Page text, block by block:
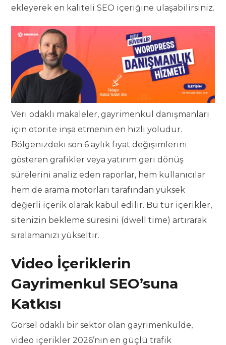
ekleyerek en kaliteli SEO içeriğine ulaşabilirsiniz.
Veri odaklı makaleler, gayrimenkul danışmanları
için otorite inşa etmenin en hızlı yoludur.
Bölgenizdeki son 6 aylık fiyat değişimlerini
gösteren grafikler veya yatırım geri dönüş
sürelerini analiz eden raporlar, hem kullanıcılar
hem de arama motorları tarafından yüksek
değerli içerik olarak kabul edilir. Bu tür içerikler,
sitenizin bekleme süresini (dwell time) artırarak
sıralamanızı yükseltir.
Video İçeriklerin
Gayrimenkul SEO’suna
Katkısı
Görsel odaklı bir sektör olan gayrimenkulde,
video içerikler 2026’nın en güçlü trafik